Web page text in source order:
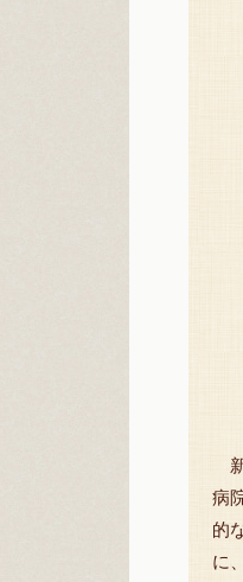
病
的
に